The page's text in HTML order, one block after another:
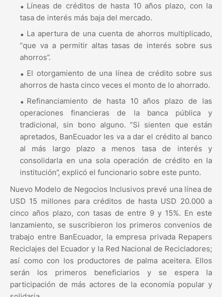
Líneas de créditos de hasta 10 años plazo, con la
tasa de interés más baja del mercado.
La apertura de una cuenta de ahorros multiplicado,
“que va a permitir altas tasas de interés sobre sus
ahorros”.
El otorgamiento de una línea de crédito sobre sus
ahorros de hasta cinco veces el monto de lo ahorrado.
Refinanciamiento de hasta 10 años plazo de las
operaciones financieras de la banca pública y
tradicional, sin bono alguno. “Si sienten que están
apretados, BanEcuador les va a dar el crédito al banco
al más largo plazo a menos tasa de interés y
consolidarla en una sola operación de crédito en la
institución”, explicó el funcionario sobre este punto.
Nuevo Modelo de Negocios Inclusivos prevé una línea de
USD 15 millones para créditos de hasta USD 20.000 a
cinco años plazo, con tasas de entre 9 y 15%. En este
lanzamiento, se suscribieron los primeros convenios de
trabajo entre BanEcuador, la empresa privada Repapers
Reciclajes del Ecuador y la Red Nacional de Recicladores;
así como con los productores de palma aceitera. Ellos
serán los primeros beneficiarios y se espera la
participación de más actores de la economía popular y